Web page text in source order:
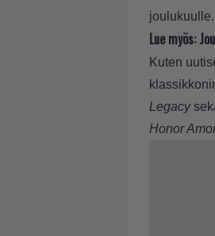
Lue myös:
Kuten
Legacy
Honor